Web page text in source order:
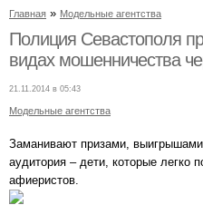
Главная » Модельные агентства
Полиция Севастополя
видах мошенничества
21.11.2014 в 05:43
Модельные агентства
Заманивают призами,
аудитория – дети, которые легко
афиеристов.